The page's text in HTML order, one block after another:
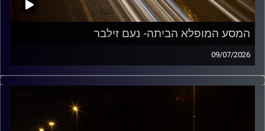
המסע המופלא הביתה- נעם זילבר
09/07/2026
מוזיקה שתלווה אותנו אחרי יום עבודה ארוך ותחזיר אותנו
הביתה בשלום נעם זילבר
קרדיט תמונות: